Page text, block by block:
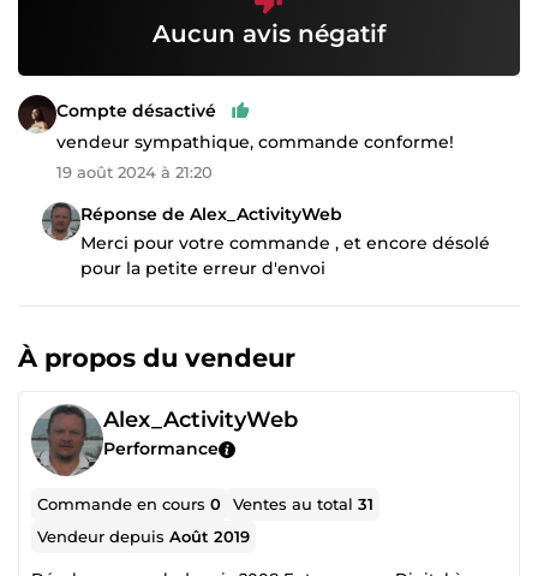
Aucun avis négatif
Compte désactivé
vendeur sympathique, commande conforme!
19 août 2024 à 21:20
Réponse de Alex_ActivityWeb
Merci pour votre commande , et encore désolé
pour la petite erreur d'envoi
À propos du vendeur
Alex_ActivityWeb
Performance
Commande en cours0 Ventes au total31
Vendeur depuisAoût 2019